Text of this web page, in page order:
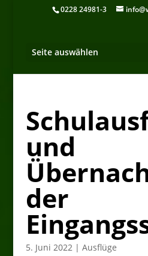
0228 24981-3
Seite auswählen
und
der
5. Juni 2022| Ausflüge